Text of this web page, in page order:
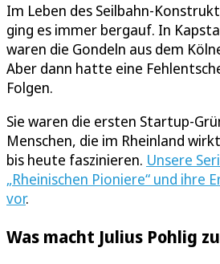
Im Leben des Seilbahn-
ging es immer bergauf. In
waren die Gondeln aus dem
Aber dann hatte eine
Folgen.
Sie waren die ersten Startup-
Menschen, die im Rheinland
bis heute faszinieren. Unsere
„Rheinischen Pioniere“ und ihre
vor.
Was macht Julius Pohlig